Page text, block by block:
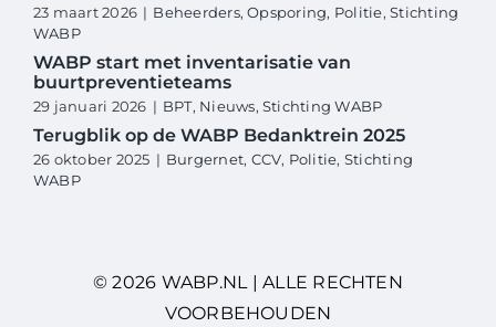
23 maart 2026 | Beheerders,Opsporing, Politie,Stichting
WABP
WABP start met inventarisatie van
buurtpreventieteams
29 januari 2026 | BPT, Nieuws, Stichting WABP
Terugblik op de WABP Bedanktrein 2025
26 oktober 2025 | Burgernet, CCV, Politie, Stichting
WABP
© 2026 WABP.NL | ALLE RECHTEN
VOORBEHOUDEN